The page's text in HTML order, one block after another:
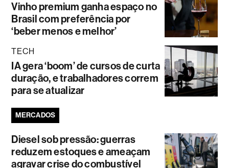
Vinho premium ganha espaço no
Brasil com preferência por
‘beber menos e melhor’
TECH
IA gera ‘boom’ de cursos de curta
duração, e trabalhadores correm
para se atualizar
MERCADOS
Diesel sob pressão: guerras
reduzem estoques e ameaçam
agravar crise do combustível